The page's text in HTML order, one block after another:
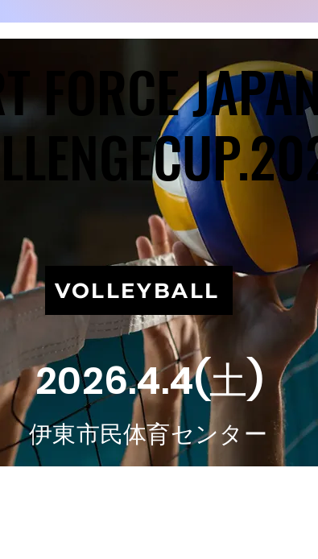
FORCE
FORCE
VOLLEYBALL
2026.4.4(土)
伊東市民体育センター